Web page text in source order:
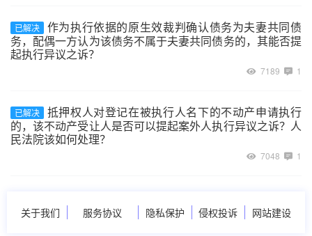
已解决
作为执行依据的原生效裁判确认债务为夫妻共同债
务，配偶一方认为该债务不属于夫妻共同债务的，其能否提
起执行异议之诉？
7189 1
已解决
抵押权人对登记在被执行人名下的不动产申请执行
的，该不动产受让人是否可以提起案外人执行异议之诉？人
民法院该如何处理？
7048 1
关于我们 服务协议 隐私保护 侵权投诉 网站建设